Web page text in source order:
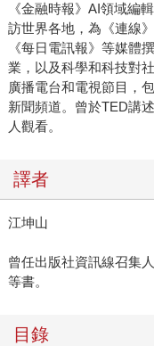
《金融時報》AI領域編
訪世界各地，為《連線
《每日電訊報》等媒體
業，以及科學和科技對
廣播電台和電視節目，
新聞頻道。曾於TED講
人觀看。
譯者
江坤山
曾任出版社資訊線召集
等書。
目錄